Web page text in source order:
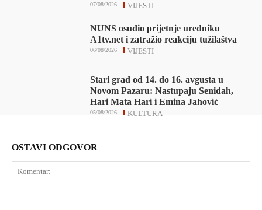
VIJESTI
07/08/2026
NUNS osudio prijetnje uredniku
A1tv.net i zatražio reakciju tužilaštva
VIJESTI
06/08/2026
Stari grad od 14. do 16. avgusta u
Novom Pazaru: Nastupaju Senidah,
Hari Mata Hari i Emina Jahović
KULTURA
05/08/2026
OSTAVI ODGOVOR